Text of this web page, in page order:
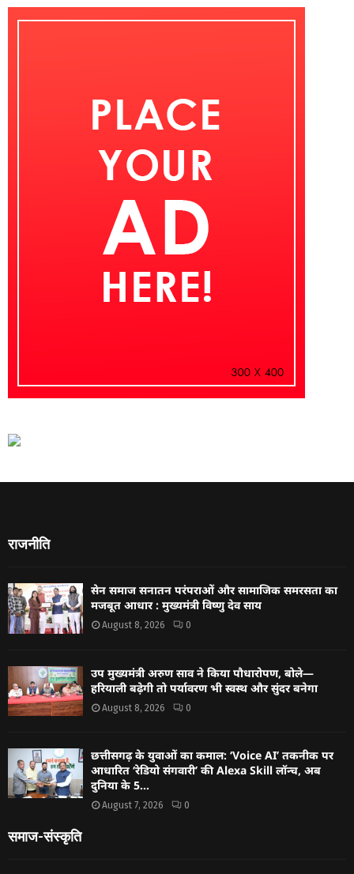
राजनीति
सेन समाज सनातन परंपराओं और सामाजिक समरसता का
मजबूत आधार : मुख्यमंत्री विष्णु देव साय
August 8, 2026 0
उप मुख्यमंत्री अरुण साव ने किया पौधारोपण, बोले—
हरियाली बढ़ेगी तो पर्यावरण भी स्वस्थ और सुंदर बनेगा
August 8, 2026 0
छत्तीसगढ़ के युवाओं का कमाल: ‘Voice AI’ तकनीक पर
आधारित ‘रेडियो संगवारी’ की Alexa Skill लॉन्च, अब
दुनिया के 5...
August 7, 2026 0
समाज-संस्कृति